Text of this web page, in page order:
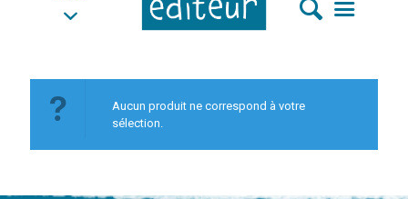
Aucun produit ne correspond à votre
sélection.